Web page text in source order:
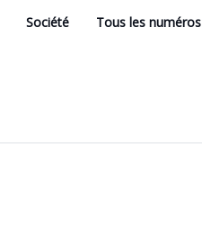
Société Tous les numéros